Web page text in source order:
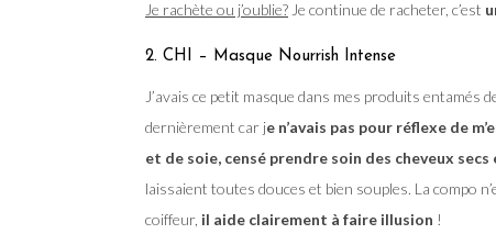
Je rachète ou j’oublie? Je continue de racheter, c’est
2. CHI – Masque Nourrish Intense
J’avais ce petit masque dans mes produits entamés
dernièrement car je n’avais pas pour réflexe de
et de soie, censé prendre soin des cheveux secs
laissaient toutes douces et bien souples. La compo
coiffeur, il aide clairement à faire illusion !